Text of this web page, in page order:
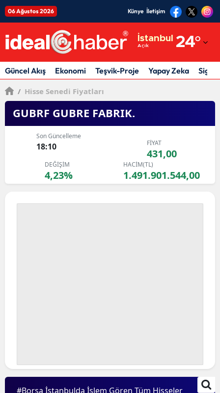
06 Ağustos 2026 Künye İletişim
İstanbul
Açık 24°
Adıyaman
Afyonkarahisar
Antalya
Artvin
Çankırı
Çorum
Güncel Akış Ekonomi Teşvik-Proje Yapay Zeka
/ Hisse Senedi Fiyatları
GUBRF GUBRE FABRIK.
Son Güncelleme
18:10 FİYAT
431,00
DEĞİŞİM
4,23%
HACİM(TL)
1.491.901.544,00
#Borsa İstanbulda İşlem Gören Tüm Hisseler